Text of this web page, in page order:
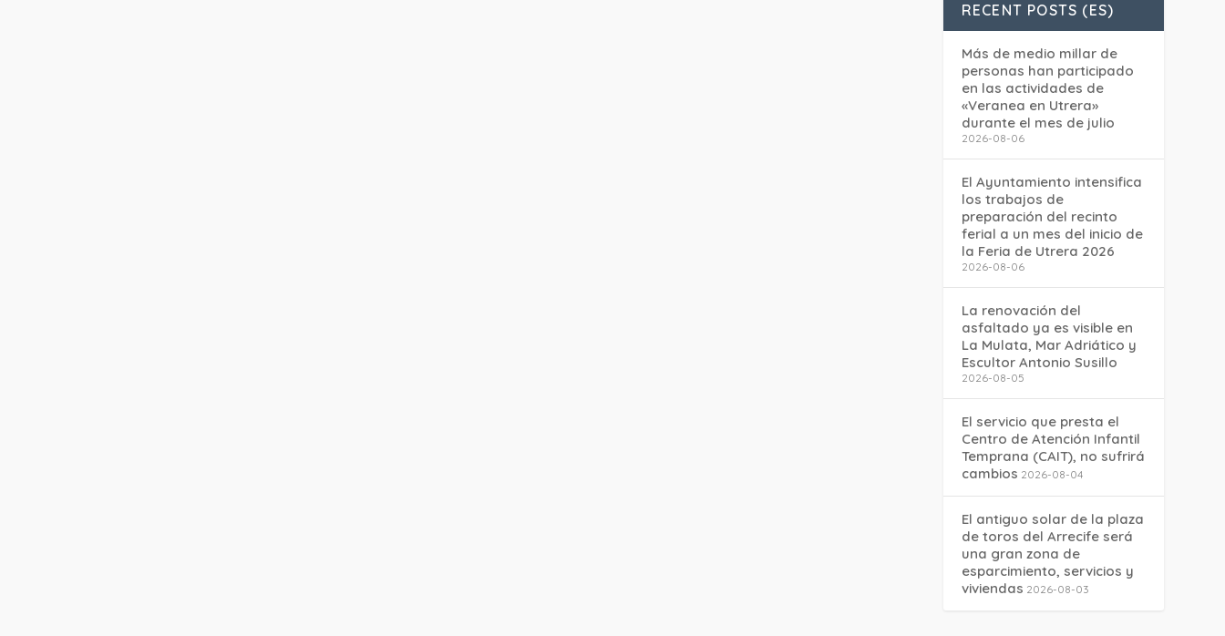
RECENT POSTS (ES)
Más de medio millar de
personas han participado
en las actividades de
«Veranea en Utrera»
durante el mes de julio
2026-08-06
El Ayuntamiento intensifica
los trabajos de
preparación del recinto
ferial a un mes del inicio de
la Feria de Utrera 2026
2026-08-06
La renovación del
asfaltado ya es visible en
La Mulata, Mar Adriático y
Escultor Antonio Susillo
2026-08-05
El servicio que presta el
Centro de Atención Infantil
Temprana (CAIT), no sufrirá
cambios 2026-08-04
El antiguo solar de la plaza
de toros del Arrecife será
una gran zona de
esparcimiento, servicios y
viviendas 2026-08-03